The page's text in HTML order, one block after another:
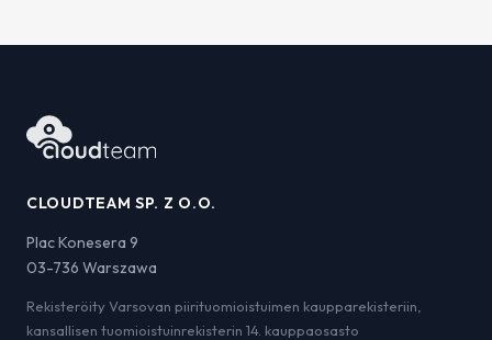
CLOUDTEAM SP. Z O.O.
Plac Konesera 9
03-736 Warszawa
Rekisteröity Varsovan piirituomioistuimen kaupparekisteriin,
kansallisen tuomioistuinrekisterin 14. kauppaosasto